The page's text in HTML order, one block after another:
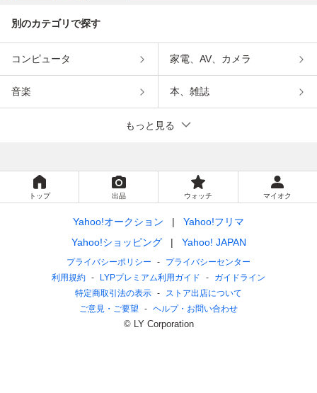
別のカテゴリで探す
コンピュータ 家電、AV、カメラ
音楽 本、雑誌
もっと見る
トップ 出品 ウォッチ マイオク
Yahoo!オークション
Yahoo!フリマ
Yahoo!ショッピング
Yahoo! JAPAN
プライバシーポリシー
プライバシーセンター
利用規約
LYPプレミアム利用ガイド
ガイドライン
特定商取引法の表示
ストア出店について
ご意見・ご要望
ヘルプ・お問い合わせ
© LY Corporation